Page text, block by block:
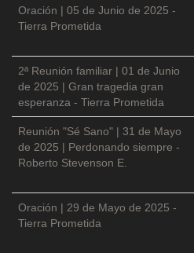
Oración | 05 de Junio de 2025 -
Tierra Prometida
2ª Reunión familiar | 01 de Junio
de 2025 | Gran tragedia gran
esperanza - Tierra Prometida
Reunión "Sé Sano" | 31 de Mayo
de 2025 | Perdonando siempre -
Roberto Stevenson E.
Oración | 29 de Mayo de 2025 -
Tierra Prometida